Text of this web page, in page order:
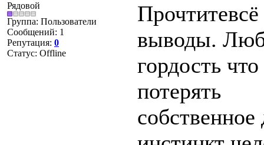
Рядовой
Группа: Пользователи
Сообщений: 1
Репутация: 0
Статус: Offline
выводы.
гордость
потерять